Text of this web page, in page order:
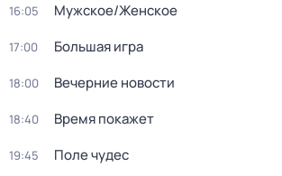
16:05 Мужское/Женское
17:00 Большая игра
18:00 Вечерние новости
18:40 Время покажет
19:45 Поле чудес